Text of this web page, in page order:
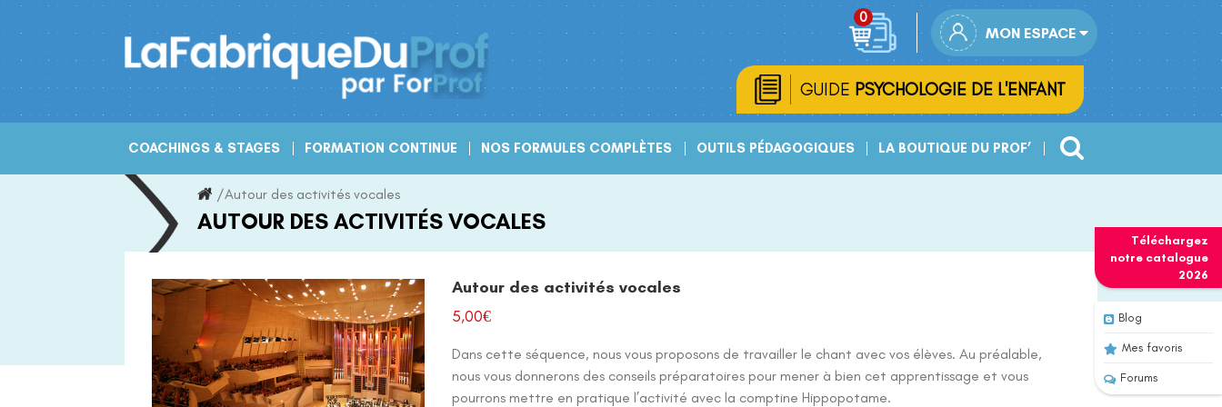
Téléchargez
notre catalogue
2026
Blog
Mes favoris
Forums
Skip
to
MON ESPACE
GUIDE PSYCHOLOGIE DE L'ENFANT
COACHINGS & STAGES FORMATION CONTINUE NOS FORMULES COMPLÈTES OUTILS PÉDAGOGIQUES LA BOUTIQUE DU PROF’
/Autour des activités vocales
AUTOUR DES ACTIVITÉS VOCALES
Autour des activités vocales
5,00€
Dans cette séquence, nous vous proposons de travailler le chant avec vos élèves. Au préalable,
nous vous donnerons des conseils préparatoires pour mener à bien cet apprentissage et vous
pourrons mettre en pratique l’activité avec la comptine Hippopotame.